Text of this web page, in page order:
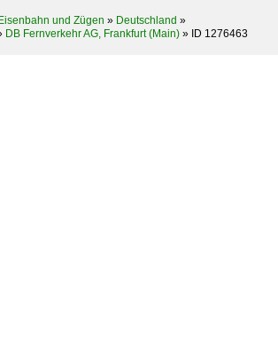
und Zügen » Deutschland »
DB Fernverkehr AG, Frankfurt (Main) » ID 1276463